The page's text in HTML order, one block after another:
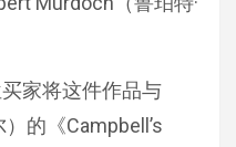
家将这件作品与
的《Campbell’s